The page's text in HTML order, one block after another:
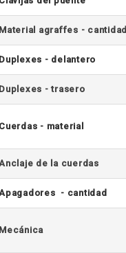
Material agraffes - cantidad
Duplexes - delantero
Duplexes - trasero
Cuerdas - material
Anclaje de la cuerdas
- cantidad
Mecánica